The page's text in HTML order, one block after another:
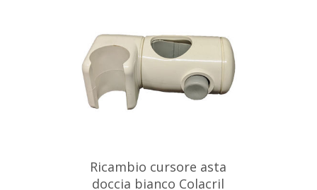
Ricambio cursore asta
doccia bianco Colacril